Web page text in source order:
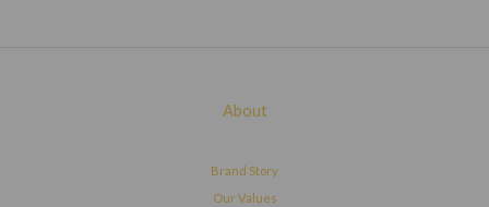
About
Brand Story
Our Values